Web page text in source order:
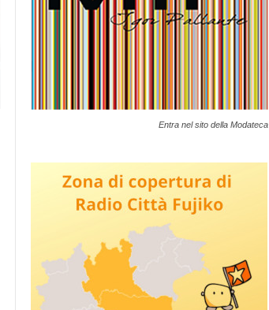
Entra nel sito della Modateca